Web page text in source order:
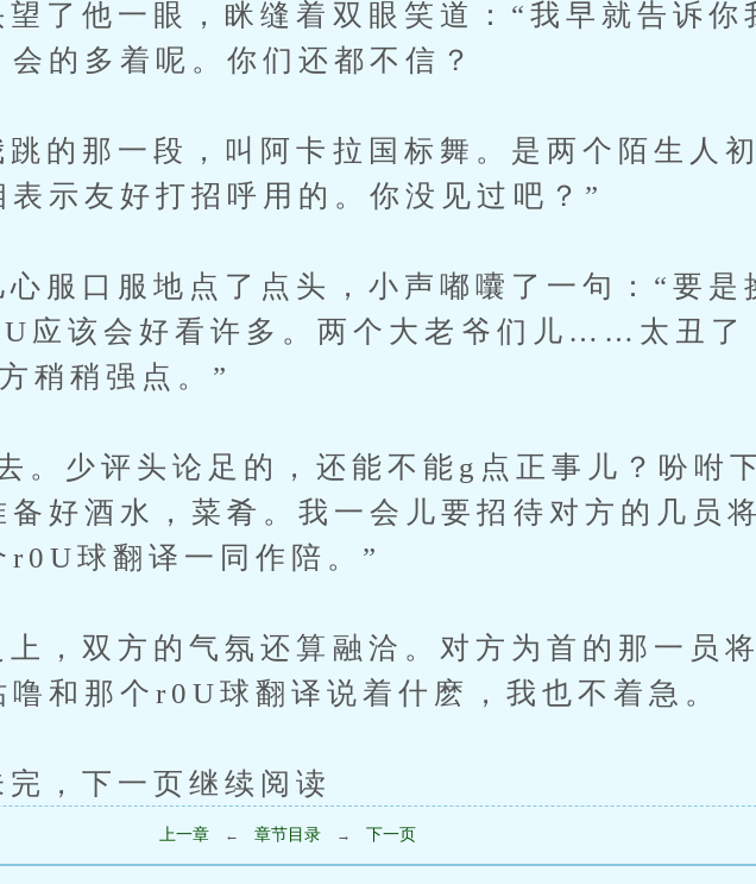
一眼，眯缝着双眼笑道：“我早就告诉你
的多着呢。你们还都不信？
一段，叫阿卡拉国标舞。是两个陌生人初
表示友好打招呼用的。你没见过吧？”
服地点了点头，小声嘟囔了一句：“要是
应该会好看许多。两个大老爷们儿……太丑了
稍稍强点。”
评头论足的，还能不能g点正事儿？吩咐
备好酒水，菜肴。我一会儿要招待对方的几员将
r0U球翻译一同作陪。”
双方的气氛还算融洽。对方为首的那一员将
和那个r0U球翻译说着什麽，我也不着急。
下一页继续阅读
上一章 ← 章节目录 → 下一页